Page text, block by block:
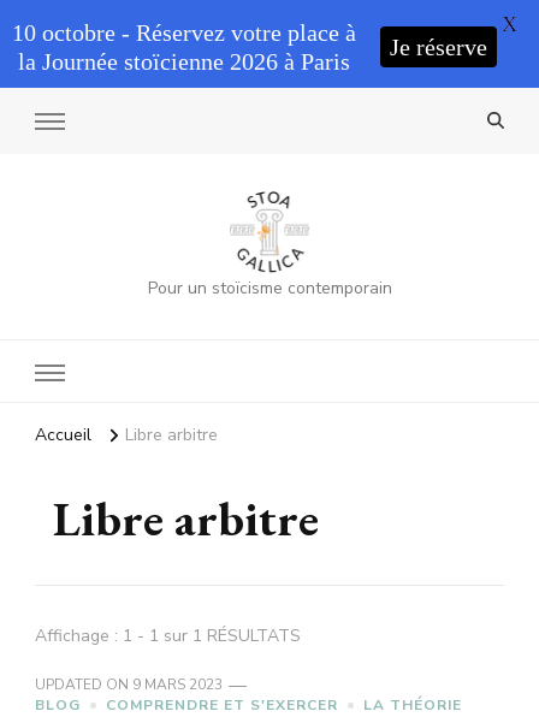
Pour un stoïcisme contemporain
Accueil Libre arbitre
Libre arbitre
Affichage : 1 - 1 sur 1 RÉSULTATS
UPDATED ON 9 MARS 2023
BLOG
COMPRENDRE ET S'EXERCER LA THÉORIE
10 octobre - Réservez votre place à
la Journée stoïcienne 2026 à Paris
Je réserve
X